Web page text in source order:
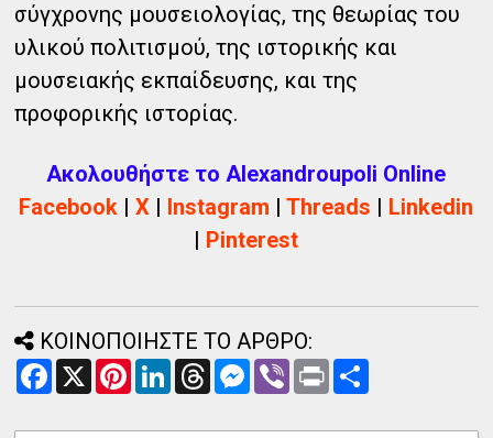
σύγχρονης μουσειολογίας, της θεωρίας του
υλικού πολιτισμού, της ιστορικής και
μουσειακής εκπαίδευσης, και της
προφορικής ιστορίας.
Ακολουθήστε το Alexandroupoli Online
Facebook |X | Instagram |Threads | Linkedin
| Pinterest
ΚΟΙΝΟΠΟΙΗΣΤΕ ΤΟ ΑΡΘΡΟ:
X
M